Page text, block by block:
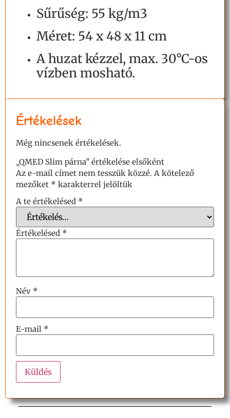
Sűrűség: 55 kg/m3
Méret: 54 x 48 x 11 cm
A huzat kézzel, max. 30°C-os
vízben mosható.
Értékelések
Még nincsenek értékelések.
„QMED Slim párna” értékelése elsőként
Az e-mail címet nem tesszük közzé. A kötelező
mezőket * karakterrel jelöltük
A te értékelésed *
Értékelésed *
Név *
E-mail *